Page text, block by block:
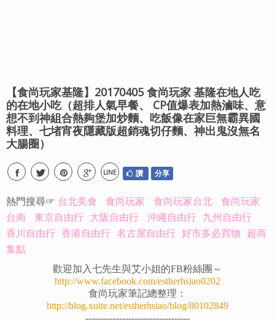
【食尚玩家基隆】20170405 食尚玩家 基隆在地人吃
的在地小吃（超排人氣早餐、 CP值爆表加熱滷味、意
想不到神組合熱夠堡加炒麵、吃飯像在家巨無霸異國
料理、七堵宵夜隱藏版超銷魂切仔麵、神出鬼沒無名
大腸圈）
LINE 讚 分享
熱門搜尋☞ 台北美食 食尚玩家 食尚玩家台北
食尚玩家
台南
東京自由行 大阪自由行 沖繩自由行 九州自由行
香川自由行 香港自由行 名古屋自由行 好市多必買物 超商
集點
歡迎加入七先生與艾小姐的FB粉絲團～
http://www.facebook.com/estherhsiao0202
食尚玩家筆記總整理：
http://blog.xuite.net/estherhsiao/blog/80102849
----------------------------------